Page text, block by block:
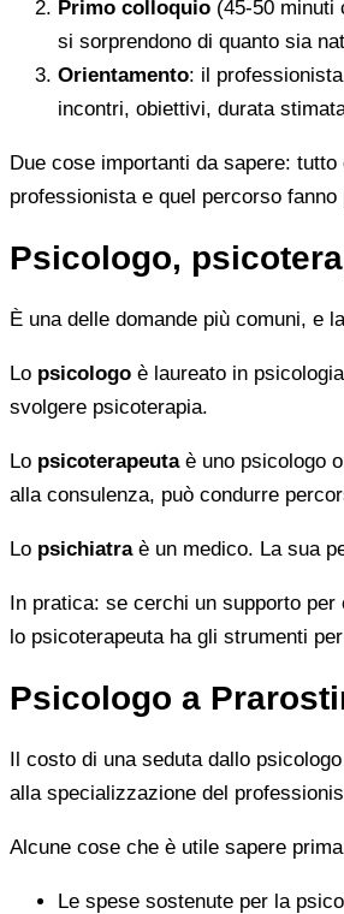
Primo colloquio (45-50 minuti
si sorprendono di quanto sia
Orientamento: il
incontri, obiettivi, durata
Due cose importanti da sapere:
professionista e quel percorso fanno
Psicologo,
È una delle domande più comuni, e
Lo psicologo è laureato in
svolgere psicoterapia.
Lo psicoterapeutaè uno psicologo
alla consulenza, può condurre
Lo psichiatraè un medico. La sua
In pratica: se cerchi un supporto
lo psicoterapeuta ha gli strumenti
Psicologo a
Il costo di una seduta dallo
alla specializzazione del
Alcune cose che è utile sapere
Le spese sostenute per la